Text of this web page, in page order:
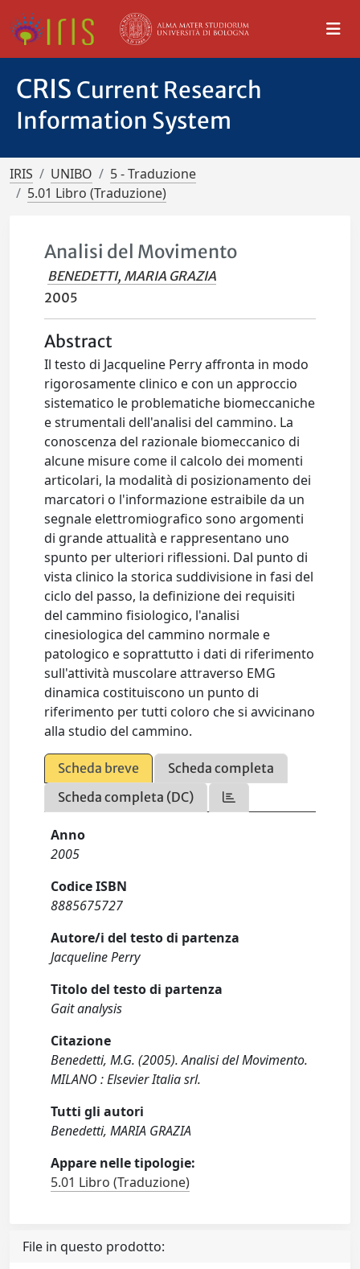
CRIS Current Research
Information System
IRIS UNIBO
5 - Traduzione
5.01 Libro (Traduzione)
Analisi del Movimento
BENEDETTI, MARIA GRAZIA
2005
Abstract
Il testo di Jacqueline Perry affronta in modo
rigorosamente clinico e con un approccio
sistematico le problematiche biomeccaniche
e strumentali dell'analisi del cammino. La
conoscenza del razionale biomeccanico di
alcune misure come il calcolo dei momenti
articolari, la modalità di posizionamento dei
marcatori o l'informazione estraibile da un
segnale elettromiografico sono argomenti
di grande attualità e rappresentano uno
spunto per ulteriori riflessioni. Dal punto di
vista clinico la storica suddivisione in fasi del
ciclo del passo, la definizione dei requisiti
del cammino fisiologico, l'analisi
cinesiologica del cammino normale e
patologico e soprattutto i dati di riferimento
sull'attività muscolare attraverso EMG
dinamica costituiscono un punto di
riferimento per tutti coloro che si avvicinano
alla studio del cammino.
Scheda breve
Scheda completa
Scheda completa (DC)
Anno
2005
Codice ISBN
8885675727
Autore/i del testo di partenza
Jacqueline Perry
Titolo del testo di partenza
Gait analysis
Citazione
Benedetti, M.G. (2005). Analisi del Movimento.
MILANO : Elsevier Italia srl.
Tutti gli autori
Benedetti, MARIA GRAZIA
Appare nelle tipologie:
5.01 Libro (Traduzione)
File in questo prodotto: